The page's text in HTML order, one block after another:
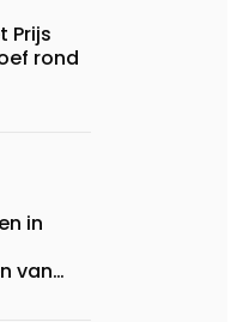
Prijs
rond
in
van